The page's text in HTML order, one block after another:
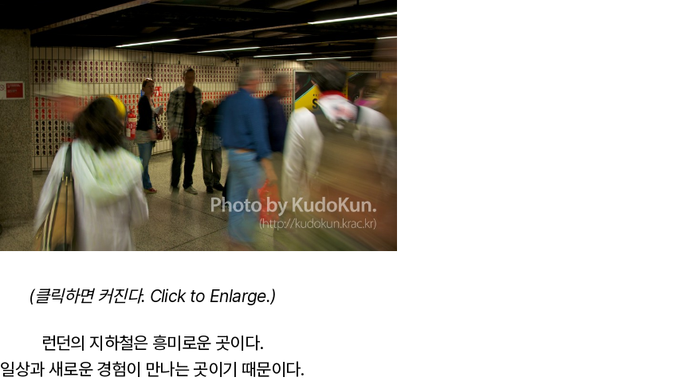
(클릭하면 커진다. Click to Enlarge.)
런던의 지하철은 흥미로운 곳이다.
일상과 새로운 경험이 만나는 곳이기 때문이다.